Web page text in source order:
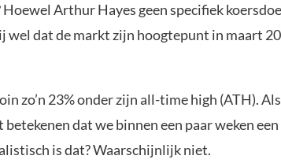
Arthur Hayes geen specifiek
wel dat de markt zijn hoogtepunt in maart
zo’n 23% onder zijn all-time high (ATH).
dat we binnen een paar weken
is dat? Waarschijnlijk niet.